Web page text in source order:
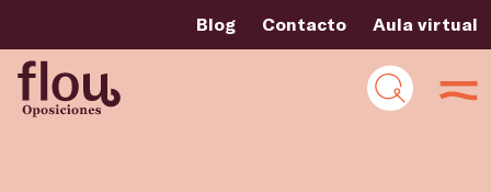
Blog Contacto Aula virtual